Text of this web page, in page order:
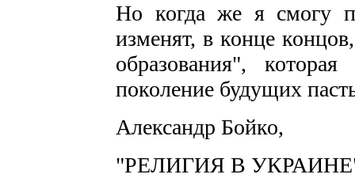
Но когда же я смогу
изменят, в конце
образования",
поколение будущих
Александр Бойко,
"РЕЛИГИЯ В УКРАИНЕ",